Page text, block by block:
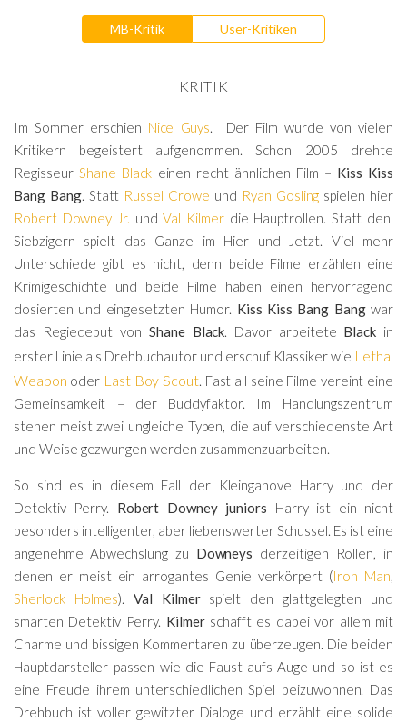
MB-Kritik User-Kritiken
KRITIK
Im Sommer erschien Nice Guys . Der Film wurde von vielen
Kritikern begeistert aufgenommen. Schon 2005 drehte
Regisseur Shane Black einen recht ähnlichen Film – Kiss Kiss
Bang Bang. Statt Russel Crowe und Ryan Gosling spielen hier
Robert Downey Jr. undVal Kilmerdie Hauptrollen. Statt den
Siebzigern spielt das Ganze im Hier und Jetzt. Viel mehr
Unterschiede gibt es nicht, denn beide Filme erzählen eine
Krimigeschichte und beide Filme haben einen hervorragend
dosierten und eingesetzten Humor. Kiss Kiss Bang Bangwar
das Regiedebut von Shane Black . Davor arbeitete Black in
erster Linie als Drehbuchautor und erschuf Klassiker wie Lethal
Weapon oder Last Boy Scout. Fast all seine Filme vereint eine
Gemeinsamkeit – der Buddyfaktor. Im Handlungszentrum
stehen meist zwei ungleiche Typen, die auf verschiedenste Art
und Weise gezwungen werden zusammenzuarbeiten.
So sind es in diesem Fall der Kleinganove Harry und der
Detektiv Perry. Robert Downey juniors Harry ist ein nicht
besonders intelligenter, aber liebenswerter Schussel. Es ist eine
angenehme Abwechslung zu Downeys derzeitigen Rollen, in
denen er meist ein arrogantes Genie verkörpert (Iron Man
Sherlock Holmes).Val Kilmerspielt den glattgelegten und
smarten Detektiv Perry. Kilmer schafft es dabei vor allem mit
Charme und bissigen Kommentaren zu überzeugen. Die beiden
Hauptdarsteller passen wie die Faust aufs Auge und so ist es
eine Freude ihrem unterschiedlichen Spiel beizuwohnen. Das
Drehbuch ist voller gewitzter Dialoge und erzählt eine solide